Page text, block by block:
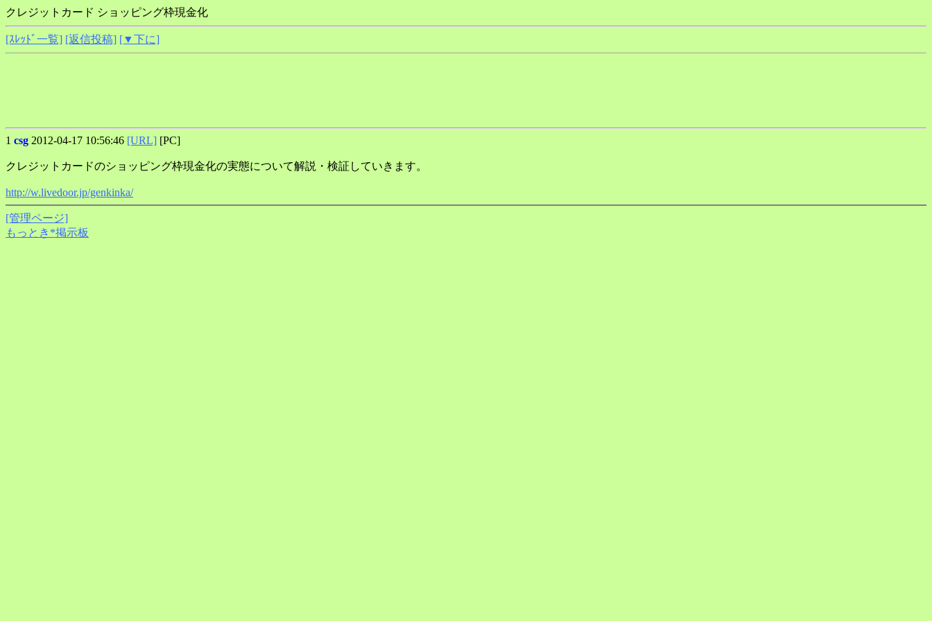
クレジットカード ショッピング枠現金化
[ｽﾚｯﾄﾞ一覧] [返信投稿] [▼下に]
1 csg 2012-04-17 10:56:46 [URL] [PC]
クレジットカードのショッピング枠現金化の実態について解説・検証していきます。
http://w.livedoor.jp/genkinka/
[管理ページ]
もっとき*掲示板